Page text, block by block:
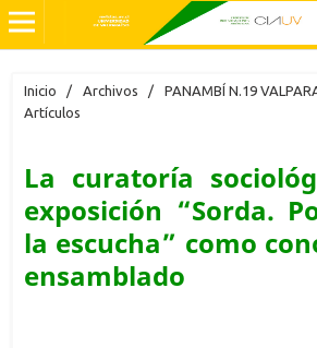
Inicio / Archivos / PANAMBÍ N.19
Artículos
La curatoría
exposición “Sorda.
la escucha” como
ensamblado